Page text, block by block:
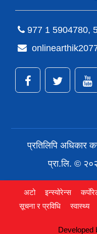
977 1 5904780,
प्रतिलिपि अधिकार
प्रा.लि. ©
अटो इन्स्योरेन्स
सूचना र प्रविधि
स्वास्थ्य
Developed